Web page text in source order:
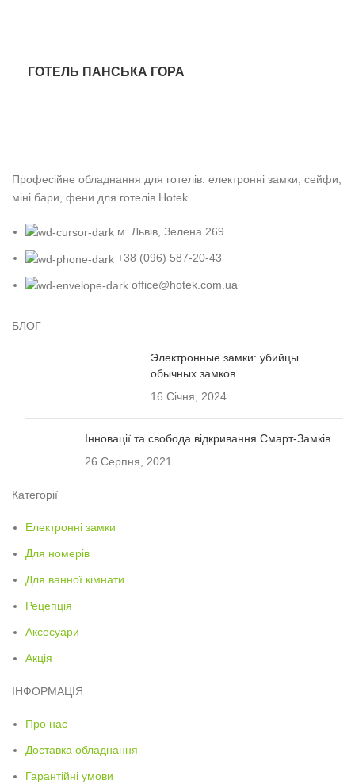
ГОТЕЛЬ ПАНСЬКА ГОРА
Професійне обладнання для готелів: електронні замки, сейфи,
міні бари, фени для готелів Hotek
м. Львів, Зелена 269
+38 (096) 587-20-43
office@hotek.com.ua
БЛОГ
Электронные замки: убийцы
обычных замков
16 Січня, 2024
Інновації та свобода відкривання Смарт-Замків
26 Серпня, 2021
Категорії
Електронні замки
Для номерів
Для ванної кімнати
Рецепція
Аксесуари
Акція
ІНФОРМАЦІЯ
Про нас
Доставка обладнання
Гарантійні умови